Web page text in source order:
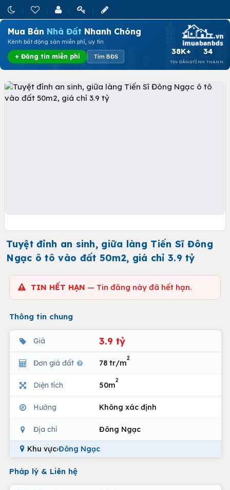
Mua Bán Nhà Đất Nhanh Chóng
Kênh bất động sản miễn phí, uy tín
+ Đăng tin miễn phí Tìm BĐS
38K+
TIN ĐĂNG
34
TỈNH THÀNH
Tuyệt đỉnh an sinh, giữa làng Tiến Sĩ Đông
Ngạc ô tô vào đất 50m2, giá chỉ 3.9 tỷ
TIN HẾT HẠN — Tin đăng này đã hết hạn.
Thông tin chung
Giá 3.9 tỷ
Đơn giá đất 78 tr/m
2
Diện tích 50m
2
Hướng Không xác định
Địa chỉ Đông Ngạc
Khu vực›Đông Ngạc
Pháp lý & Liên hệ